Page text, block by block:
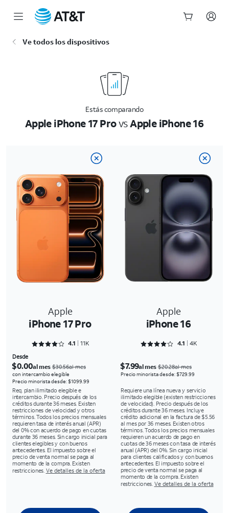
Ve todos los dispositivos
Estás comparando
Apple iPhone 17 ProvsApple iPhone 16
Apple
iPhone 17 Pro
Apple
iPhone 16
Rated 4.1511 out of 5
4.1 11K Rated 4.1645 out of 5
4.1 4K
Desde
$0.00al mes$30.56al mes
con intercambio elegible
Precio minorista desde: $1099.99
Req. plan ilimitado elegible e
intercambio. Precio después de los
créditos durante 36 meses. Existen
restricciones de velocidad y otros
términos. Todos los precios mensuales
requieren tasa de interés anual (APR)
del 0% con acuerdo de pago en cuotas
durante 36 meses. Sin cargo inicial para
clientes elegibles y con buenos
antecedentes. El impuesto sobre el
precio de venta normal se paga al
momento de la compra. Existen
restricciones. Ve detalles de la oferta
$7.99al mes$20.28al mes
Precio minorista desde: $729.99
Requiere una línea nueva y servicio
ilimitado elegible (existen restricciones
de velocidad). Precio después de los
créditos durante 36 meses. Incluye
crédito adicional en la factura de $5.56
al mes por 36 meses. Existen otros
términos. Todos los precios mensuales
requieren un acuerdo de pago en
cuotas de 36 meses con tasa de interés
anual (APR) del 0%. Sin cargo inicial
para clientes calificados y con buenos
antecedentes. El impuesto sobre el
precio de venta normal se paga al
momento de la compra. Existen
restricciones. Ve detalles de la oferta